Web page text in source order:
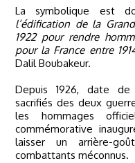
La symbolique est
l’édification de la
1922 pour rendre
pour la France entre
Dalil Boubakeur.
Depuis 1926, date de
sacrifiés des deux
les hommages
commémorative
laisser un arrière-
combattants méconnus.